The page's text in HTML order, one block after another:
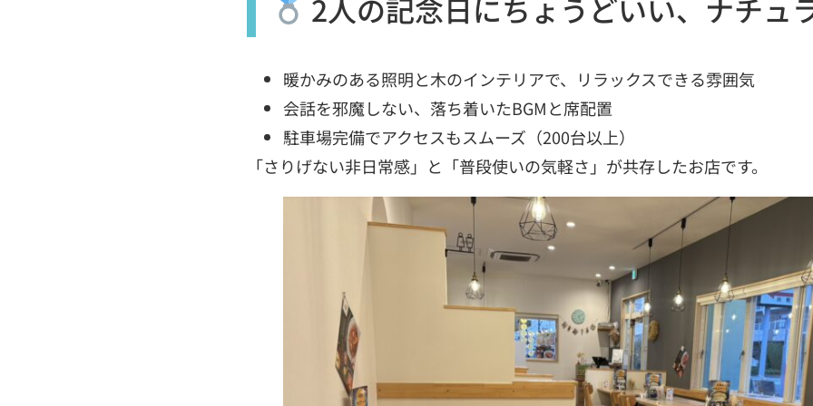
2人の記念日にちょうどいい、ナチュ
暖かみのある照明と木のインテリアで、リラックスできる雰囲気
会話を邪魔しない、落ち着いたBGMと席配置
駐車場完備でアクセスもスムーズ（200台以上）
「さりげない非日常感」と「普段使いの気軽さ」が共存したお店です。